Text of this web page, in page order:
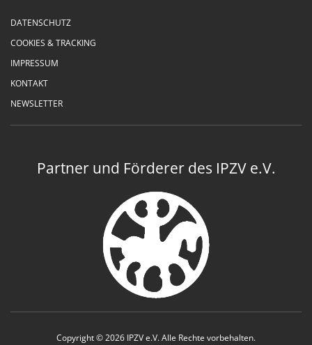
DATENSCHUTZ
COOKIES & TRACKING
IMPRESSUM
KONTAKT
NEWSLETTER
Partner und Förderer des IPZV e.V.
Copyright © 2026 IPZV e.V. Alle Rechte vorbehalten.